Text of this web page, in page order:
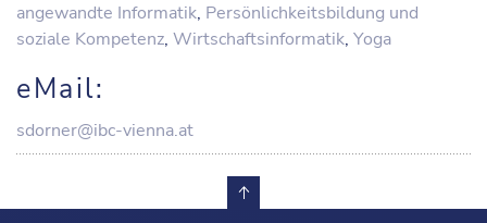
angewandte Informatik, Persönlichkeitsbildung und
soziale Kompetenz, Wirtschaftsinformatik, Yoga
eMail:
sdorner@ibc-vienna.at